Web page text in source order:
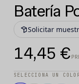
Batería
Solicitar
14,45 €
SELECCIONA UN